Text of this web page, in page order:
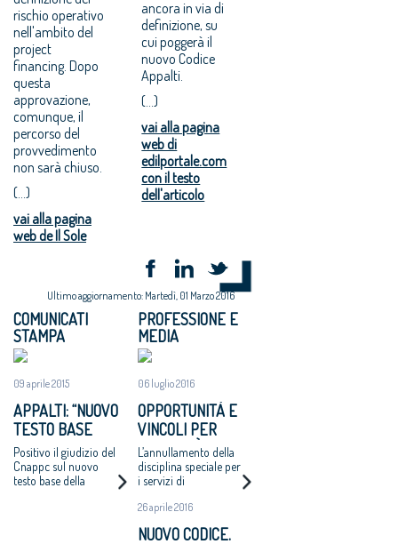
rischio operativo
nell'ambito del
project
financing. Dopo
questa
approvazione,
comunque, il
percorso del
provvedimento
non sarà chiuso.
(...)
vai alla pagina
web de Il Sole
ancora in via di
definizione, su
cui poggerà il
nuovo Codice
Appalti.
(...)
vai alla pagina
web di
edilportale.com
con il testo
dell'articolo
Ultimo aggiornamento: Martedì, 01 Marzo 2016
COMUNICATI
STAMPA
09 aprile 2015
APPALTI: “NUOVO
TESTO BASE
CODICE
RECEPISCE
NOSTRE
Positivo il giudizio del
Cnappc sul nuovo
testo base della
PROFESSIONE E
MEDIA
06 luglio 2016
OPPORTUNITÀ E
VINCOLI PER
L’ATTIVITÀ DI
PROGETTAZIONE
L’annullamento della
disciplina speciale per
i servizi di
ingegneria e l’obbligo
interno deludono le
26 aprile 2016
NUOVO CODICE.